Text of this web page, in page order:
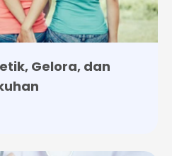
Gelora, dan